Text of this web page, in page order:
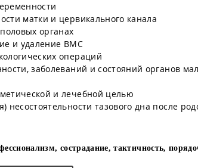
матки и цервикального канала
органах
и удаление ВМС
операций
заболеваний и состояний органов
и лечебной целью
несостоятельности тазового дна после
сострадание, тактичность,